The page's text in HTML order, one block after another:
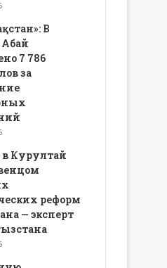
В
Абай
7 786
за
Курултай
реформ
— эксперт